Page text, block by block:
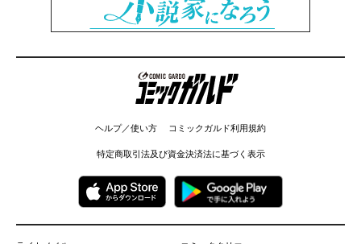
コミックガルド
ヘルプ／使い方 コミックガルド利用規約
特定商取引法及び資金決済法に基づく表示